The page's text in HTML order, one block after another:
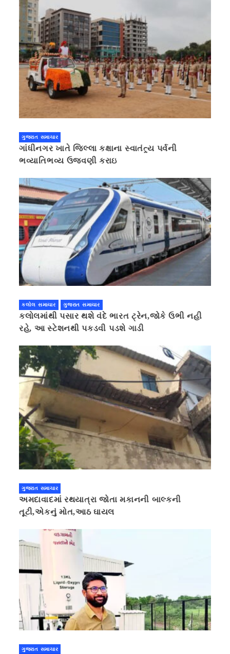
ગુજરાત સમાચાર
ગાંધીનગર ખાતે જિલ્લા કક્ષાના સ્વાતંત્ર્ય પર્વની
ભવ્યાતિભવ્ય ઉજવણી કરાઇ
કલોલ સમાચાર ગુજરાત સમાચાર
કલોલમાંથી પસાર થશે વંદે ભારત ટ્રેન,જોકે ઉભી નહી
રહે, આ સ્ટેશનથી પકડવી પડશે ગાડી
ગુજરાત સમાચાર
અમદાવાદમાં રથયાત્રા જોતા મકાનની બાલ્કની
તૂટી,એકનું મોત,આઠ ઘાયલ
ગુજરાત સમાચાર